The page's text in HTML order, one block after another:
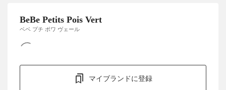
BeBe Petits Pois Vert
ベベ プチ ポワ ヴェール
マイブランドに登録